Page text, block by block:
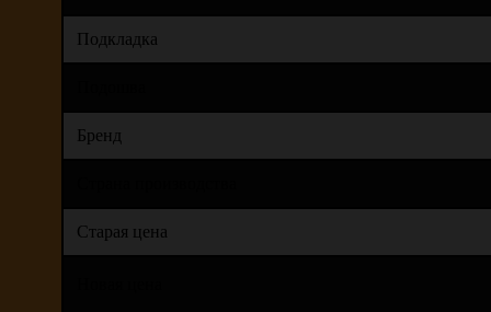
Подкладка
Бренд
Старая цена